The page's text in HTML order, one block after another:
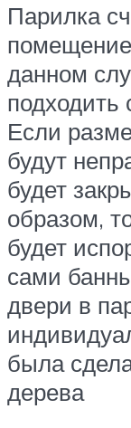
Парилка
данном
Если
будут
будет
образом,
будет
сами
двери в
была
дерева